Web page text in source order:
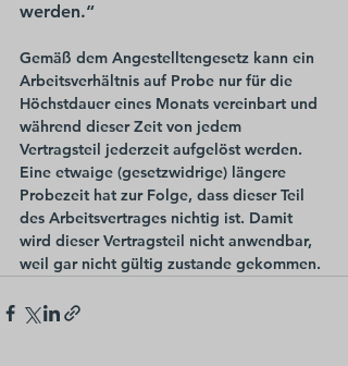
werden.“
Gemäß dem Angestelltengesetz kann ein
Arbeitsverhältnis auf Probe nur für die
Höchstdauer eines Monats vereinbart und
während dieser Zeit von jedem
Vertragsteil jederzeit aufgelöst werden.
Eine etwaige (gesetzwidrige) längere
Probezeit hat zur Folge, dass dieser Teil
des Arbeitsvertrages nichtig ist. Damit
wird dieser Vertragsteil nicht anwendbar,
weil gar nicht gültig zustande gekommen.